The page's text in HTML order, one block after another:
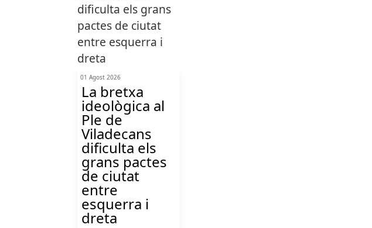
01 Agost 2026
La bretxa
ideològica al
Ple de
Viladecans
dificulta els
grans pactes
de ciutat
entre
esquerra i
dreta